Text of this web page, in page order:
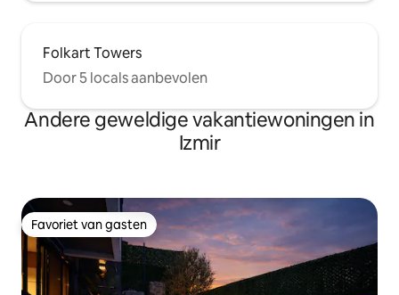
Folkart Towers
Door 5 locals aanbevolen
Andere geweldige vakantiewoningen in
Izmir
Favoriet van gasten
Favoriet van gasten